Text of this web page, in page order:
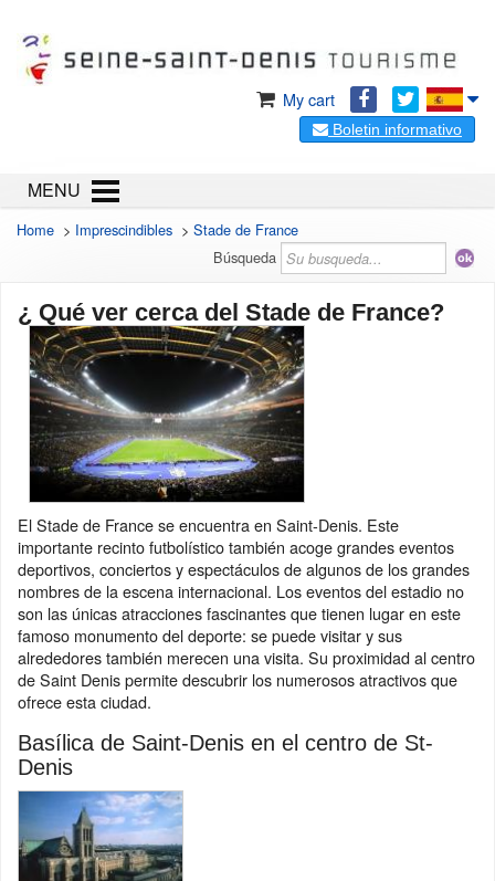
My cart
Boletin informativo
MENU
Home > Imprescindibles > Stade de France
Búsqueda
¿ Qué ver cerca del Stade de France?
El Stade de France se encuentra en Saint-Denis. Este
importante recinto futbolístico también acoge grandes eventos
deportivos, conciertos y espectáculos de algunos de los grandes
nombres de la escena internacional. Los eventos del estadio no
son las únicas atracciones fascinantes que tienen lugar en este
famoso monumento del deporte: se puede visitar y sus
alrededores también merecen una visita. Su proximidad al centro
de Saint Denis permite descubrir los numerosos atractivos que
ofrece esta ciudad.
Basílica de Saint-Denis en el centro de St-
Denis